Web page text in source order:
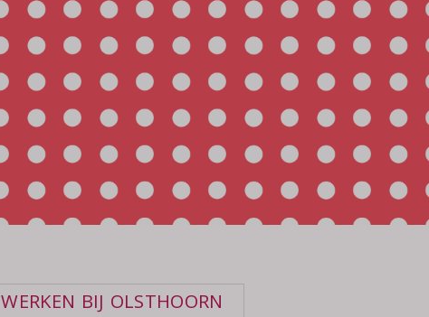
WERKEN BIJ OLSTHOORN